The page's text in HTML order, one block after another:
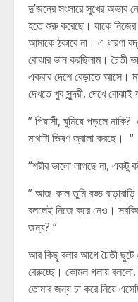
দু’জনের সংসারে সুখের অভাব
হতে শুরু করেছে। যাকে নিজের
আমাকে ঠকাবে না। এ ধারণা
বোঝার ভান করছিলাম। চৈতী
একবার দেশে বেড়াতে আসে।
দেখতে খুব সুন্দরী, দেখে বোঝাই
” পিয়াসী, ঘুমিয়ে পড়লে
মাথাটা ভিষণ জ্বালা করছে। “
“শরীর ভালো লাগছে না, একটু
” আজ-কাল তুমি বড্ড
বললেই নিজে করে নেও।
জন্য? “
আর কিছু বলার আগে চৈতী ছুটে
বেরুচ্ছে। কোমল গলায় বললো,
তোমার জন্য চা করে নিয়ে